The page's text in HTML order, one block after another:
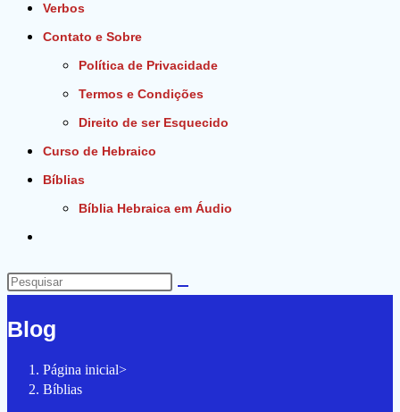
Verbos
Contato e Sobre
Política de Privacidade
Termos e Condições
Direito de ser Esquecido
Curso de Hebraico
Bíblias
Bíblia Hebraica em Áudio
do
site
Pesquisar
site
Blog
Página inicial>
Bíblias